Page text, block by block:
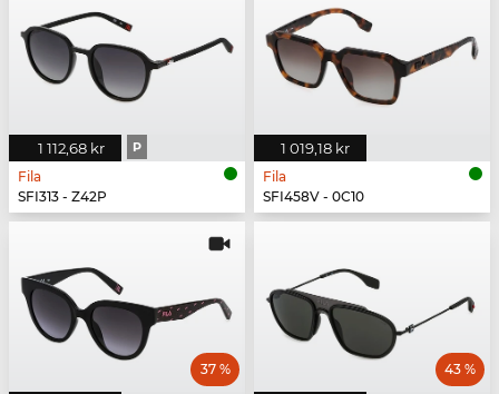
1 112,68 kr P
Fila
SFI313 - Z42P
1 019,18 kr
Fila
SFI458V - 0C10
37 % 43 %